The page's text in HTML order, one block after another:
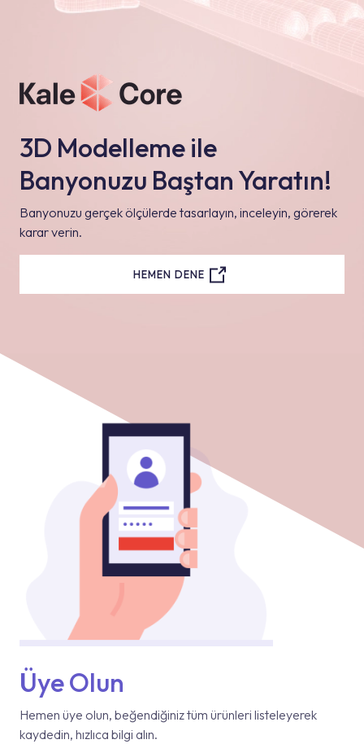
3D Modelleme ile
Banyonuzu Baştan Yaratın!
Banyonuzu gerçek ölçülerde tasarlayın, inceleyin, görerek
karar verin.
HEMEN DENE
Üye Olun
Hemen üye olun, beğendiğiniz tüm ürünleri listeleyerek
kaydedin, hızlıca bilgi alın.